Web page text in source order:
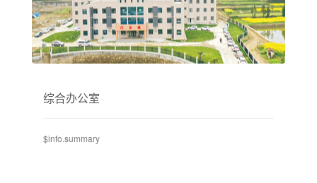
综合办公室
$info.summary